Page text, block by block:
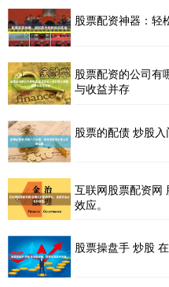
股票配资神器：轻
股票配资的公司有
与收益并存
股票的配债 炒股
互联网股票配资网
效应。
股票操盘手 炒股